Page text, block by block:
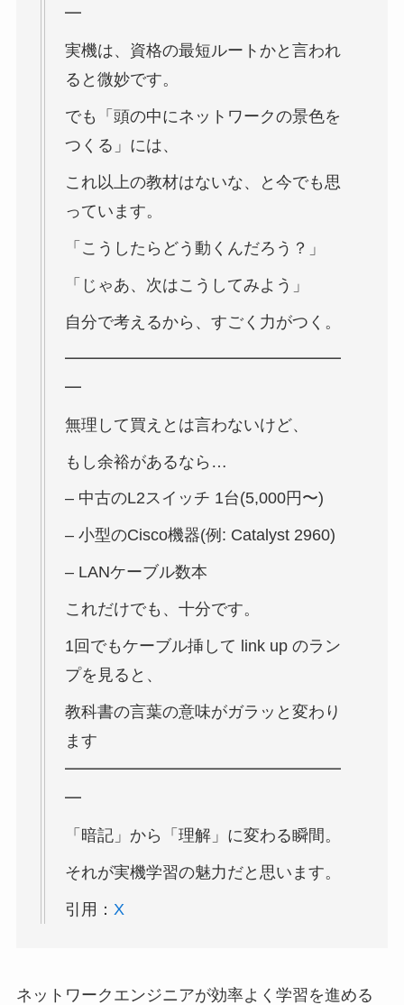
━
実機は、資格の最短ルートかと言われ
ると微妙です。
でも「頭の中にネットワークの景色を
つくる」には、
これ以上の教材はないな、と今でも思
っています。
「こうしたらどう動くんだろう？」
「じゃあ、次はこうしてみよう」
自分で考えるから、すごく力がつく。
━━━━━━━━━━━━━━━━━
━
無理して買えとは言わないけど、
もし余裕があるなら…
– 中古のL2スイッチ 1台(5,000円〜)
– 小型のCisco機器(例: Catalyst 2960)
– LANケーブル数本
これだけでも、十分です。
1回でもケーブル挿して link up のラン
プを見ると、
教科書の言葉の意味がガラッと変わり
ます
━━━━━━━━━━━━━━━━━
━
「暗記」から「理解」に変わる瞬間。
それが実機学習の魅力だと思います。
引用： X
ネットワークエンジニアが効率よく学習を進める